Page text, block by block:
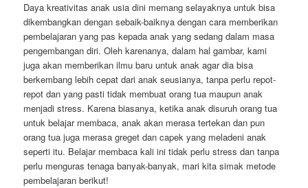
Daya kreativitas anak usia dini memang selayaknya untuk bisa
dikembangkan dengan sebaik-baiknya dengan cara memberikan
pembelajaran yang pas kepada anak yang sedang dalam masa
pengembangan diri. Oleh karenanya, dalam hal gambar, kami
juga akan memberikan ilmu baru untuk anak agar dia bisa
berkembang lebih cepat dari anak seusianya, tanpa perlu repot-
repot dan yang pasti tidak membuat orang tua maupun anak
menjadi stress. Karena biasanya, ketika anak disuruh orang tua
untuk belajar membaca, anak akan merasa tertekan dan pun
orang tua juga merasa greget dan capek yang meladeni anak
seperti itu. Belajar membaca kali ini tidak perlu stress dan tanpa
perlu menguras tenaga banyak-banyak, mari kita simak metode
pembelajaran berikut!